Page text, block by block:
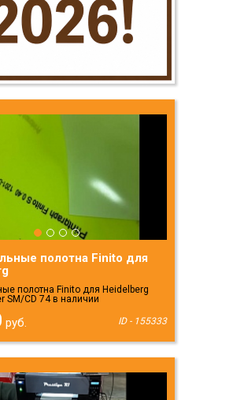
полотна Finito для
полотна Finito для Heidelberg
SM/CD 74 в наличии
руб. ID - 155333